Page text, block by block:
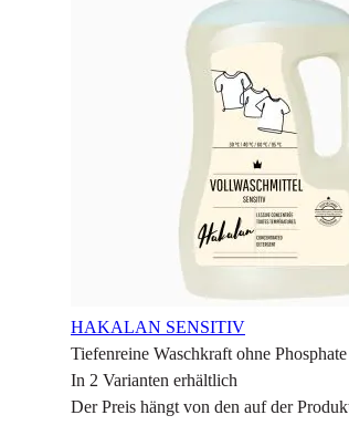
HAKALAN SENSITIV
Tiefenreine Waschkraft ohne
In 2 Varianten erhältlich
Der Preis hängt von den auf der